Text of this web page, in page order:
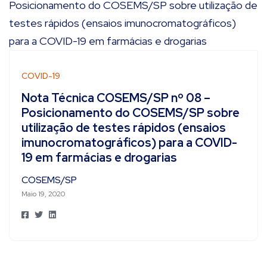
COVID-19
Nota Técnica COSEMS/SP nº 08 –
Posicionamento do COSEMS/SP sobre
utilização de testes rápidos (ensaios
imunocromatográficos) para a COVID-
19 em farmácias e drogarias
COSEMS/SP
Maio 19, 2020